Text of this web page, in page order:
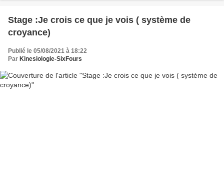
Stage :Je crois ce que je vois ( système de
croyance)
Publié le 05/08/2021 à 18:22
Par Kinesiologie-SixFours